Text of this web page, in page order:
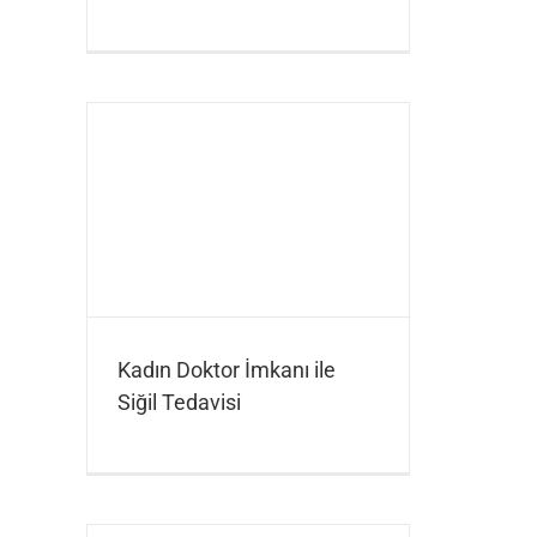
Kadın Doktor İmkanı ile
Siğil Tedavisi